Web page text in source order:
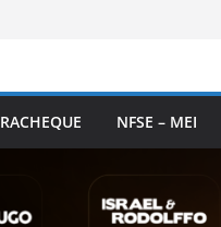
NFSE – MEI